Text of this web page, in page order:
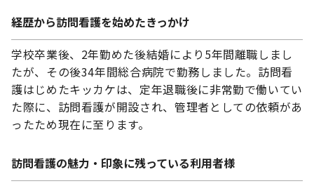
経歴から訪問看護を始めたきっかけ
学校卒業後、2年勤めた後結婚により5年間離職しまし
たが、その後34年間総合病院で勤務しました。訪問看
護はじめたキッカケは、定年退職後に非常勤で働いてい
た際に、訪問看護が開設され、管理者としての依頼があ
ったため現在に至ります。
訪問看護の魅力・印象に残っている利用者様